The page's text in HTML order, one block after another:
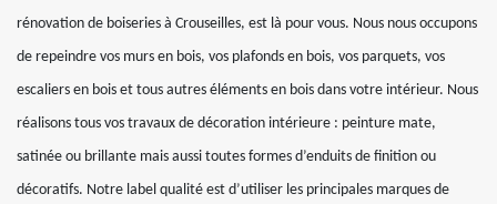
rénovation de boiseries à Crouseilles, est là pour vous. Nous nous occupons
de repeindre vos murs en bois, vos plafonds en bois, vos parquets, vos
escaliers en bois et tous autres éléments en bois dans votre intérieur. Nous
réalisons tous vos travaux de décoration intérieure : peinture mate,
satinée ou brillante mais aussi toutes formes d’enduits de finition ou
décoratifs. Notre label qualité est d’utiliser les principales marques de